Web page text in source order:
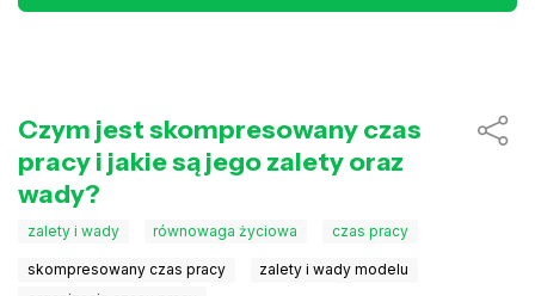
Czym jest skompresowany czas
pracy i jakie są jego zalety oraz
wady?
zalety i wady równowaga życiowa czas pracy
skompresowany czas pracy
zalety i wady modelu